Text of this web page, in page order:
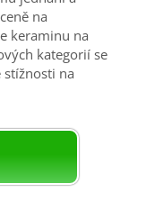
na
keraminu na
kategorií se
stížnosti na